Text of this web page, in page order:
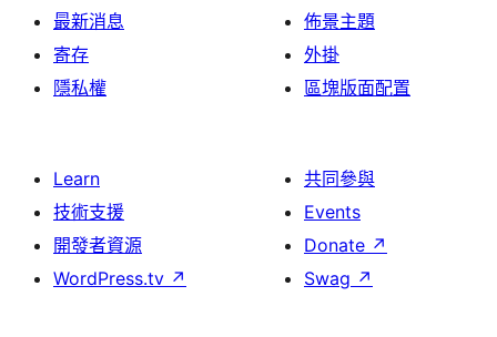
最新消息
寄存
隱私權
佈景主題
外掛
區塊版面配置
Learn
技術支援
開發者資源
WordPress.tv ↗
共同參與
Events
Donate ↗
Swag ↗